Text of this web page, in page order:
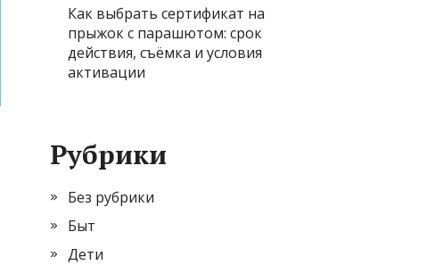
Как выбрать сертификат на
прыжок с парашютом: срок
действия, съёмка и условия
активации
Рубрики
Без рубрики
Быт
Дети